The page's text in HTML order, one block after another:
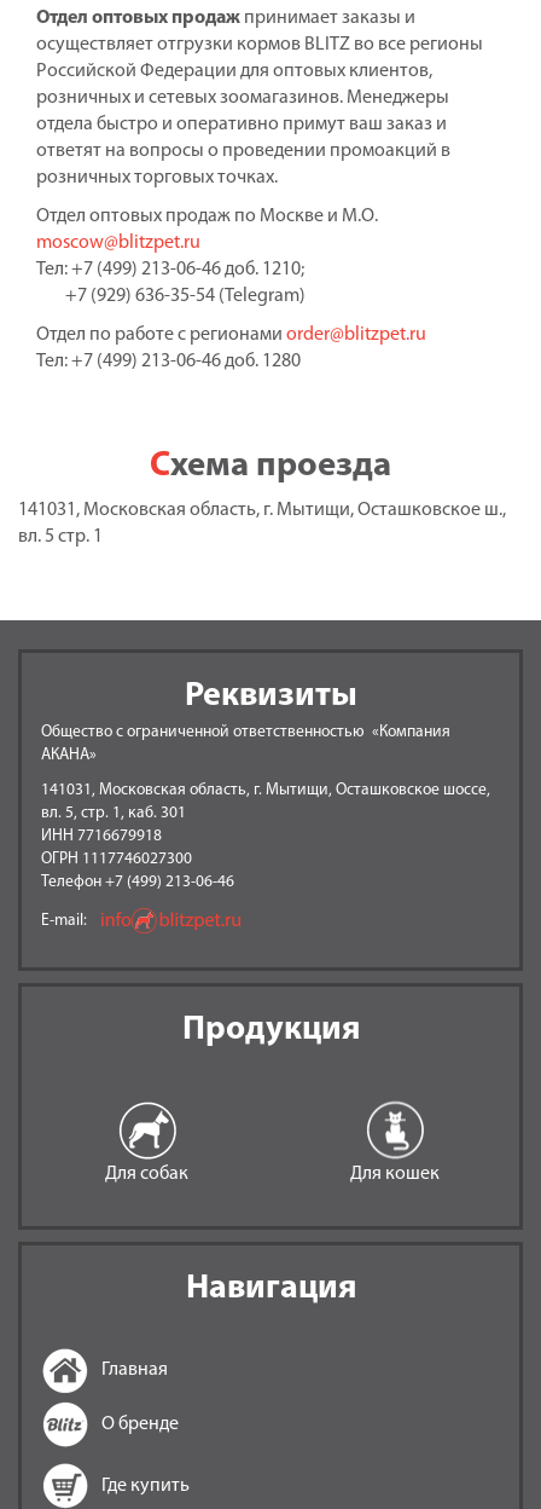
Отдел оптовых продаж принимает заказы и
осуществляет отгрузки кормов BLITZ во все регионы
Российской Федерации для оптовых клиентов,
розничных и сетевых зоомагазинов. Менеджеры
отдела быстро и оперативно примут ваш заказ и
ответят на вопросы о проведении промоакций в
розничных торговых точках.
Отдел оптовых продаж по Москве и М.О.
moscow@blitzpet.ru
Тел: +7 (499) 213-06-46 доб. 1210;
+7 (929) 636-35-54 (Telegram)
Отдел по работе с регионами order@blitzpet.ru
Тел: +7 (499) 213-06-46 доб. 1280
Схема проезда
141031, Московская область, г. Мытищи, Осташковское ш.,
вл. 5 стр. 1
Реквизиты
Общество с ограниченной ответственностью «Компания
АКАНА»
141031, Московская область, г. Мытищи, Осташковское шоссе,
вл. 5, стр. 1, каб. 301
ИНН 7716679918
ОГРН 1117746027300
Телефон +7 (499) 213-06-46
E-mail:
Продукция
Для собак Для кошек
Навигация
Главная
О бренде
Где купить